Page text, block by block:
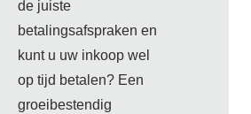
de juiste
betalingsafspraken en
kunt u uw inkoop wel
op tijd betalen? Een
groeibestendig